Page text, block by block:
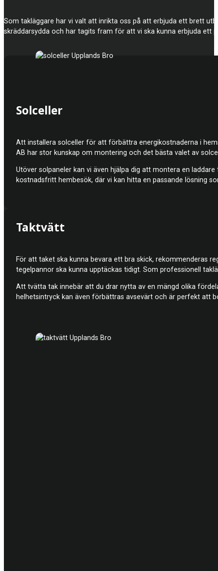
Som takläggare har vi valt att inrikta oss på att erbjuda ett brett
skräddarsydda och har tagits fram för att vi ska kunna erbjuda ett
Solceller
Att installera solceller för att förbättra energikostnaderna i
AB har stor kunskap om montering och det bästa valet av
Utöver solpaneler kan vi även hjälpa dig att montera en
kostnadsfritt hembesök, där vi kan hitta en passande lösning
Taktvätt
För att taket ska kunna bevara ett bra skick, rekommenderas
tegelpannor ska kunna upptäckas tidigt. Som professionell
Att tvätta tak innebär att du drar nytta av en mängd olika
helhetsintryck kan även förbättras avsevärt och är perfekt att